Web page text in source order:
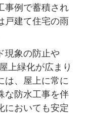
事例で蓄積され
戸建て住宅の雨
現象の防止や
上緑化が広まり
は、屋上に常に
な防水工事を伴
においても安定